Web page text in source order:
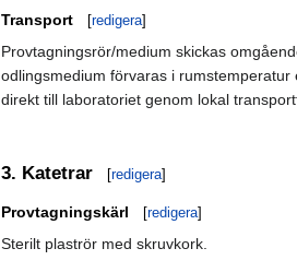
Transport [redigera]
Provtagningsrör/medium skickas
odlingsmedium förvaras i
direkt till laboratoriet genom lokal
3. Katetrar [redigera]
Provtagningskärl [redigera]
Sterilt plaströr med skruvkork.